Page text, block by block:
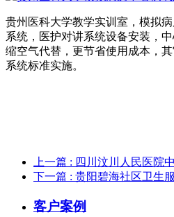
贵州医科大学教学实训室，模拟
系统，医护对讲系统设备安装，
缩空气代替，更节省使用成本，
系统标准实施。
上一篇 : 四川汶川人民医院
下一篇 : 贵阳碧海社区卫生
客户案例